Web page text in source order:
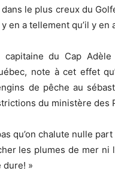
le plus creux du
en a tellement qu’il y en
capitaine du Cap
note à cet effet
de pêche au
du ministère des
qu’on chalute nulle
les plumes de mer ni
dure! »